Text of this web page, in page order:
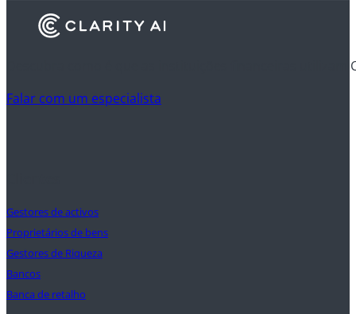
Descubra como é que as instituições financeiras
Falar com um especialista
Gestores de activos
Proprietários de bens
Gestores de Riqueza
Bancos
Banca de retalho